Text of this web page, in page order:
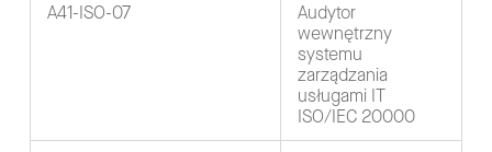
A41-ISO-07
Audytor
wewnętrzny
systemu
zarządzania
usługami IT
ISO/IEC 20000